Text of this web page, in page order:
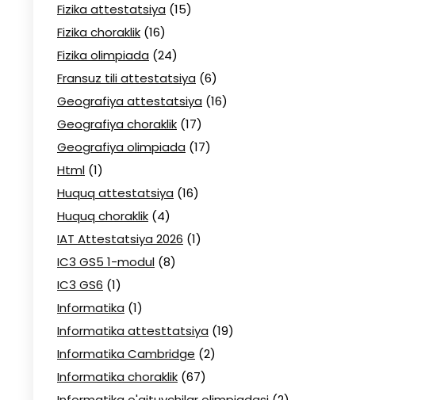
Fizika attestatsiya (15)
Fizika choraklik (16)
Fizika olimpiada (24)
Fransuz tili attestatsiya (6)
Geografiya attestatsiya (16)
Geografiya choraklik (17)
Geografiya olimpiada (17)
Html (1)
Huquq attestatsiya (16)
Huquq choraklik (4)
IAT Attestatsiya 2026 (1)
IC3 GS5 1-modul (8)
IC3 GS6 (1)
Informatika (1)
Informatika attesttatsiya (19)
Informatika Cambridge (2)
Informatika choraklik (67)